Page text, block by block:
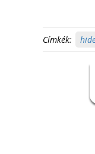
Címkék: